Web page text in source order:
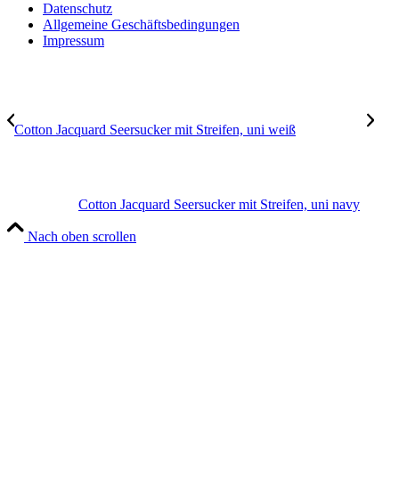
Datenschutz
Allgemeine Geschäftsbedingungen
Impressum
Cotton Jacquard Seersucker mit Streifen, uni weiß
Cotton Jacquard Seersucker mit Streifen, uni navy
Nach oben scrollen